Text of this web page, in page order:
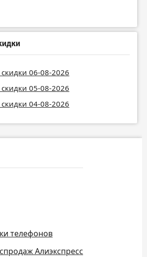
06-08-2026
05-08-2026
04-08-2026
телефонов
Алиэкспресс